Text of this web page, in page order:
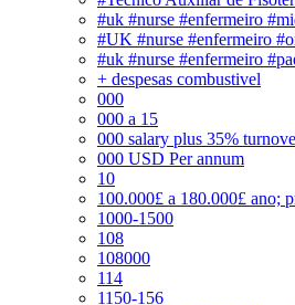
#uk #nurse #enfermeiro
#UK #nurse #enfermeiro
#uk #nurse #enfermeiro
+ despesas combustivel
000
000 a 15
000 salary plus 35%
000 USD Per annum
10
100.000£ a 180.000£ ano;
1000-1500
108
108000
114
1150-156